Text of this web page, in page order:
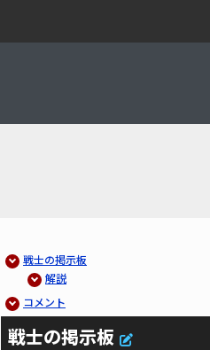
戦士の掲示板
解説
コメント
戦士の掲示板